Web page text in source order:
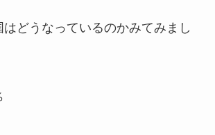
どうなっているのかみてみまし